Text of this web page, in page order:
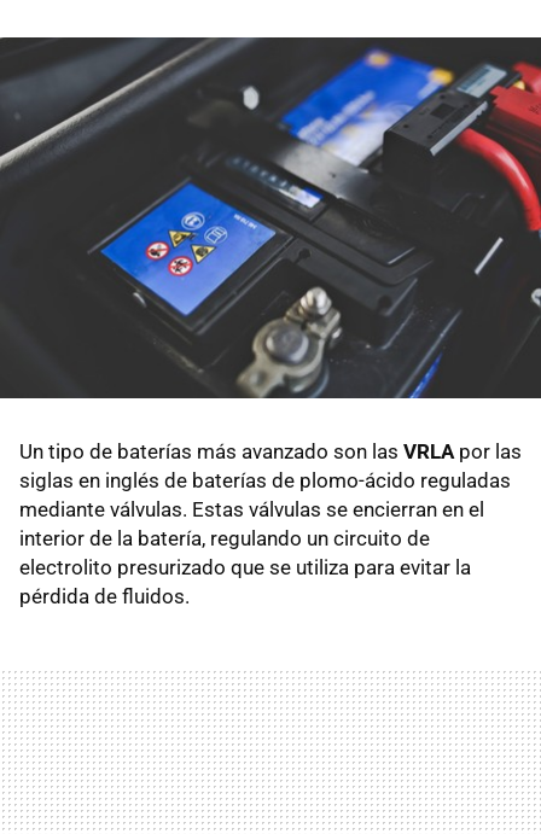
Un tipo de baterías más avanzado son las VRLA por las
siglas en inglés de baterías de plomo-ácido reguladas
mediante válvulas. Estas válvulas se encierran en el
interior de la batería, regulando un circuito de
electrolito presurizado que se utiliza para evitar la
pérdida de fluidos.